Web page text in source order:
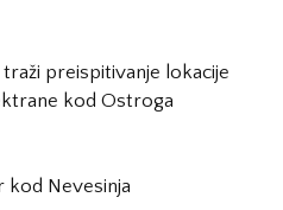
preispitivanje lokacije
kod Ostroga
kod Nevesinja